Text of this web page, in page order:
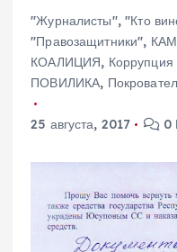
"Журналисты","Кто
"Правозащитники",
КОАЛИЦИЯ,
ПОВИЛИКА,
25 августа, 2017 0